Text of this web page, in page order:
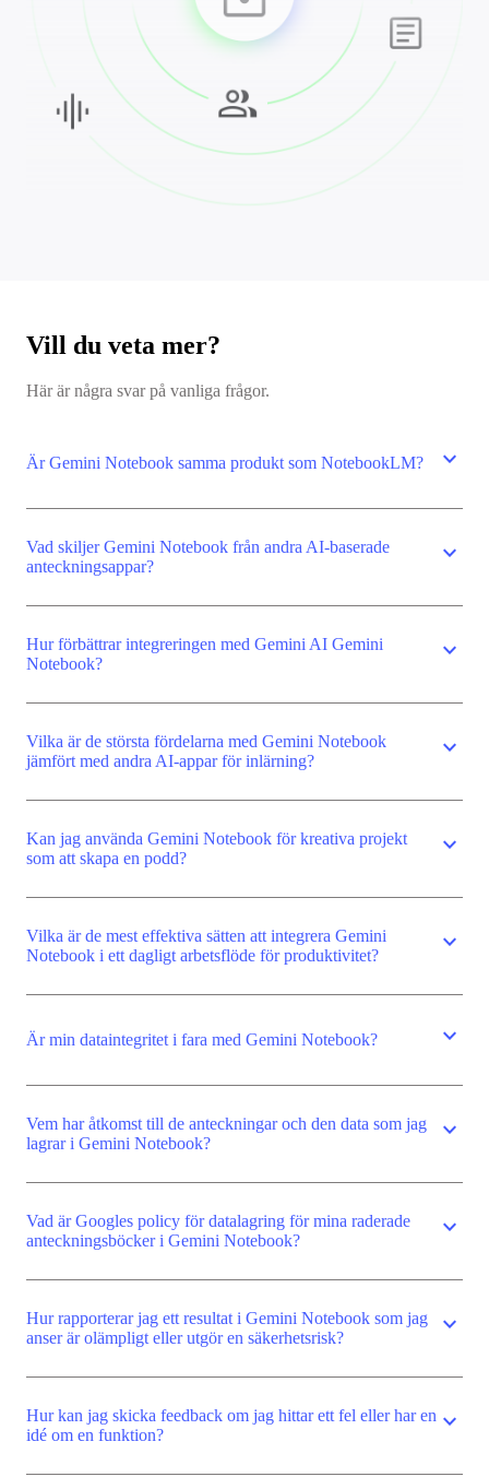
Vill du veta mer?
Här är några svar på vanliga frågor.
Är Gemini Notebook samma produkt som NotebookLM? expand_more
Vad skiljer Gemini Notebook från andra AI-baserade
anteckningsappar?
expand_more
Hur förbättrar integreringen med Gemini AI Gemini
Notebook?
expand_more
Vilka är de största fördelarna med Gemini Notebook
jämfört med andra AI-appar för inlärning?
expand_more
Kan jag använda Gemini Notebook för kreativa projekt
som att skapa en podd?
expand_more
Vilka är de mest effektiva sätten att integrera Gemini
Notebook i ett dagligt arbetsflöde för produktivitet?
expand_more
Är min dataintegritet i fara med Gemini Notebook? expand_more
Vem har åtkomst till de anteckningar och den data som jag
lagrar i Gemini Notebook?
expand_more
Vad är Googles policy för datalagring för mina raderade
anteckningsböcker i Gemini Notebook?
expand_more
Hur rapporterar jag ett resultat i Gemini Notebook som jag
anser är olämpligt eller utgör en säkerhetsrisk?
expand_more
Hur kan jag skicka feedback om jag hittar ett fel eller har en
idé om en funktion?
expand_more